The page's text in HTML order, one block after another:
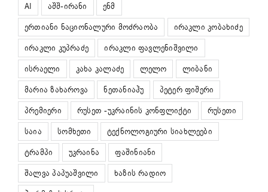
AI აშშ-ირანი
ენმ
ერთიანი ნაციონალური მოძრაობა
ირაკლი კობახიძე
ირაკლი კუპრაძე
ირაკლი ფავლენიშვილი
ისრაელი
კახა კალაძე ლელო
ლიბანი
მარია ზახაროვა
ნეთანიაჰუ
პეტერ ფიშერი
პრემიერი
რუსეთ -უკრაინის კონფლიქტი
რუსეთი
საია
სომხეთი
ტექნოლოგიური სიახლეები
ტრამპი
უკრაინა
ფაშინიანი
შალვა პაპუაშვილი
ხაზის რადიო